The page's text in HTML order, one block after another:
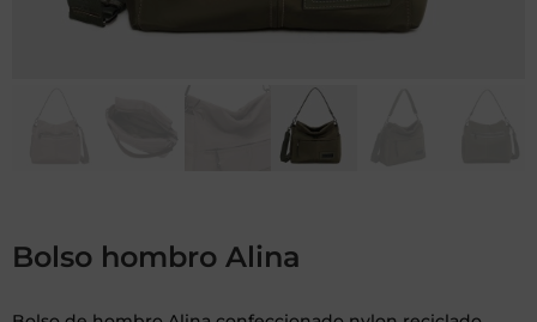
Bolso hombro Alina